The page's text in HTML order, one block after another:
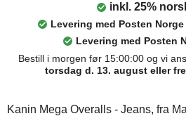
inkl. 25%
Levering med Posten
Levering med Posten
Bestill i morgen før 15:00:00 og vi
torsdag d. 13. august eller
Kanin Mega Overalls - Jeans, fra